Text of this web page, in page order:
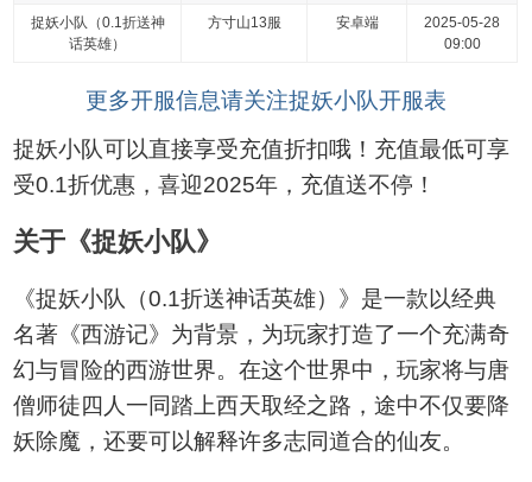
捉妖小队（0.1折送神
话英雄）
方寸山13服 安卓端
2025-05-28
09:00
更多开服信息请关注捉妖小队开服表
捉妖小队可以直接享受充值折扣哦！充值最低可享
受0.1折优惠，喜迎2025年，充值送不停！
关于《捉妖小队》
《捉妖小队（0.1折送神话英雄）》是一款以经典
名著《西游记》为背景，为玩家打造了一个充满奇
幻与冒险的西游世界。在这个世界中，玩家将与唐
僧师徒四人一同踏上西天取经之路，途中不仅要降
妖除魔，还要可以解释许多志同道合的仙友。